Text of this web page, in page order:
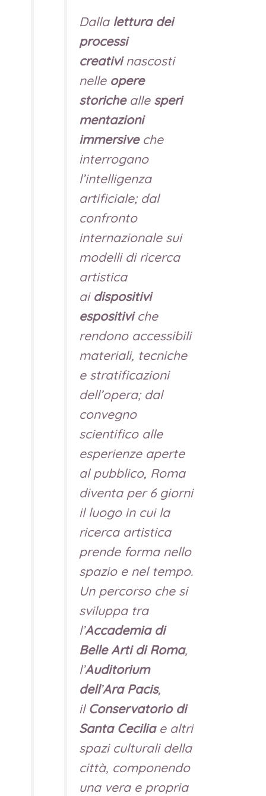
Dalla lettura dei
processi
creativinascosti
nelleopere
storiche allesperi
mentazioni
immersiveche
interrogano
l’intelligenza
artificiale; dal
confronto
internazionale sui
modelli di ricerca
artistica
ai dispositivi
espositiviche
rendono accessibili
materiali, tecniche
e stratificazioni
dell’opera; dal
convegno
scientifico alle
esperienze aperte
al pubblico, Roma
diventa per 6 giorni
il luogo in cui la
ricerca artistica
prende forma nello
spazio e nel tempo.
Un percorso che si
sviluppa tra
l’Accademia di
Belle Arti di Roma,
l’Auditorium
dell’Ara Pacis,
il Conservatorio di
Santa Ceciliae altri
spazi culturali della
città, componendo
una vera e propria